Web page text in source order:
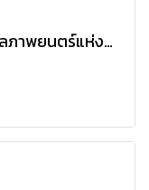
ภาพยนตร์แห่ง